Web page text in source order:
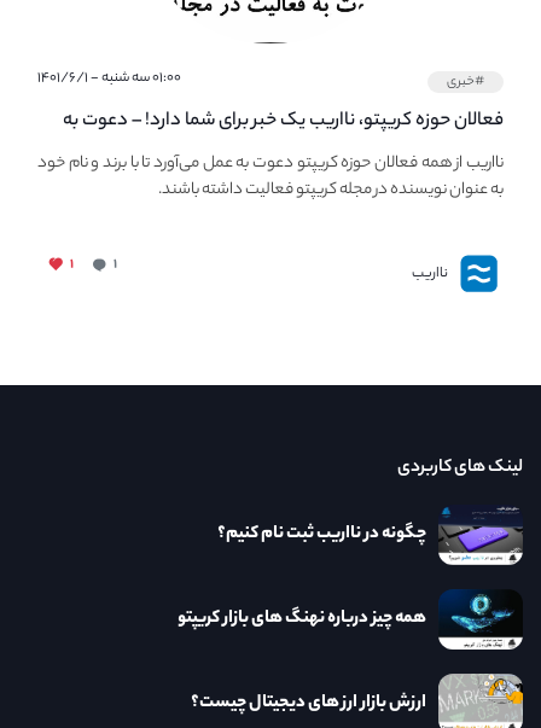
#خبری ۰۱:۰۰ سه شنبه - ۱۴۰۱/۶/۱
فعالان حوزه کریپتو، نااریب یک خبر برای شما دارد! – دعوت به
فعالیت در مجله کریپتو
نااریب از همه فعالان حوزه کریپتو دعوت به عمل می‌آورد تا با برند و نام خود
به عنوان نویسنده در مجله کریپتو فعالیت داشته باشند.
نااریب ۱ ۱
لینک های کاربردی
چگونه در نااریب ثبت نام کنیم؟
همه چیز درباره نهنگ های بازار کریپتو
ارزش بازار ارز های دیجیتال چیست؟